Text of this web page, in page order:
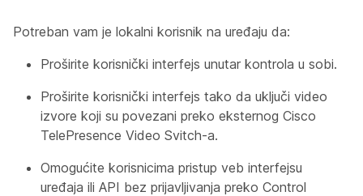
Potreban vam je lokalni korisnik na uređaju da:
Proširite korisnički interfejs unutar kontrola u sobi.
Proširite korisnički interfejs tako da uključi video
izvore koji su povezani preko eksternog Cisco
TelePresence Video Svitch-a.
Omogućite korisnicima pristup veb interfejsu
uređaja ili API bez prijavljivanja preko Control